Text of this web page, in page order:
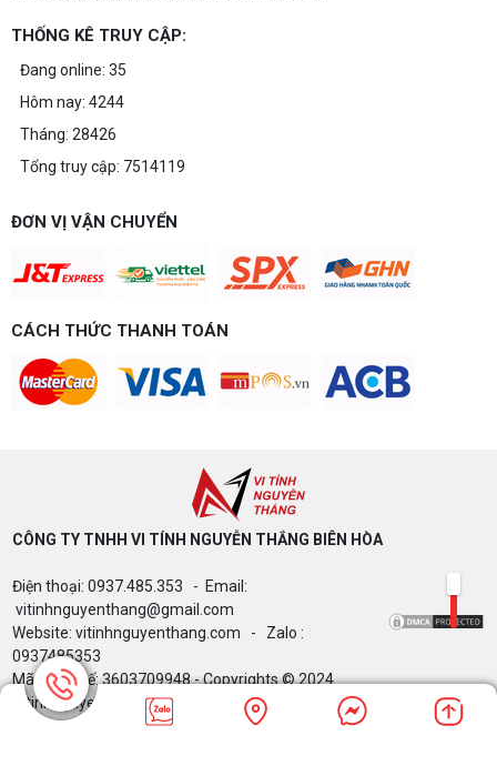
THỐNG KÊ TRUY CẬP:
Đang online: 35
Hôm nay: 4244
Tháng: 28426
Tổng truy cập: 7514119
ĐƠN VỊ VẬN CHUYỂN
CÁCH THỨC THANH TOÁN
CÔNG TY TNHH VI TÍNH NGUYỄN THẮNG BIÊN HÒA​
Điện thoại: 0937.485.353 - Email:
vitinhnguyenthang@gmail.com
Website: vitinhnguyenthang.com - Zalo :
0937485353
Mã Số Thuế: 3603709948 - Copyrights © 2024
Vitinhnguyenthang.com. All Rights Reserved